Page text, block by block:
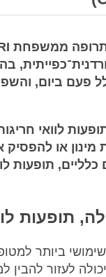
פעם ביום,
לוואי
מינון או
כלליים, תופעות
תופעות
ביותר
לעזור